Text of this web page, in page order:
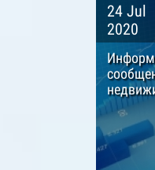
24 Jul
2020